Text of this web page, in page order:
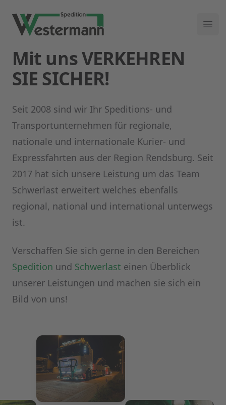
Speditions Westermann
Mit uns VERKEHREN
SIE SICHER!
Seit 2008 sind wir Ihr Speditions- und
Transportunternehmen für regionale,
nationale und internationale Kurier- und
Expressfahrten aus der Region Rendsburg. Seit
2017 hat sich unsere Leistung um das Team
Schwerlast erweitert welches ebenfalls
regional, national und international unterwegs
ist.
Verschaffen Sie sich gerne in den Bereichen
Spedition und Schwerlast einen Überblick
unserer Leistungen und machen sie sich ein
Bild von uns!